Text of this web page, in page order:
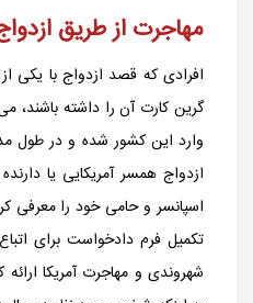
مهاجرت از طریق
افرادی که قصد ازدواج با یکی
ازدواج همسر آمریکایی یا
اسپانسر و حامی خود را معرفی
شهروندی و مهاجرت آمریکا